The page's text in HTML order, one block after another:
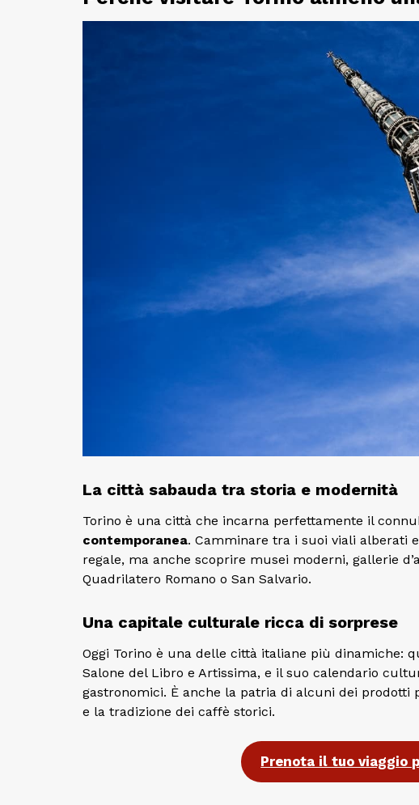
La città sabauda tra storia e modernità
Torino è una città che incarna perfettamente il
contemporanea. Camminare tra i suoi viali alberati
regale, ma anche scoprire musei moderni, gallerie
Quadrilatero Romano o San Salvario.
Una capitale culturale ricca di sorprese
Oggi Torino è una delle città italiane più dinamiche:
Salone del Libro e Artissima, e il suo calendario
gastronomici. È anche la patria di alcuni dei prodotti
e la tradizione dei caffè storici.
Prenota il tuo viaggio